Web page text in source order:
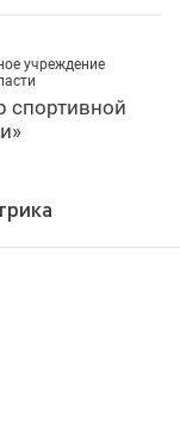
учреждение
спортивной